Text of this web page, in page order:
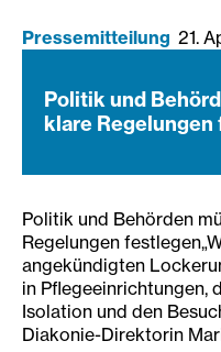
Pressemitteilung 21.
Politik und
klare
Politik und Behörden
Regelungen
angekündigten
in Pflegeeinrichtungen,
Isolation und den
Diakonie-Direktorin